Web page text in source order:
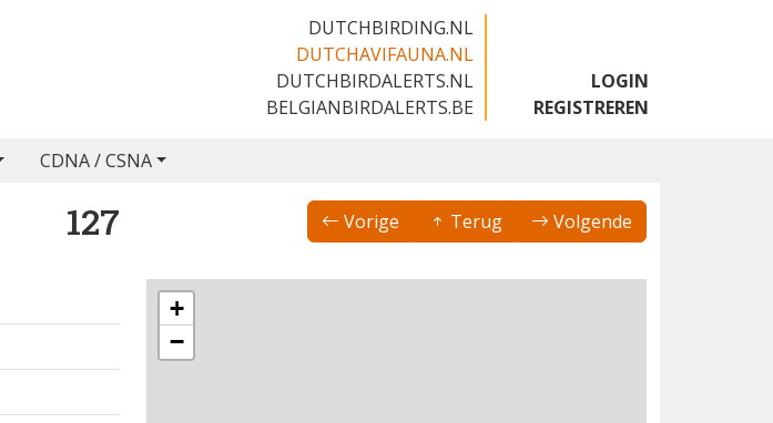
DUTCHBIRDING.NL
DUTCHAVIFAUNA.NL
DUTCHBIRDALERTS.NL
BELGIANBIRDALERTS.BE
LOGIN
REGISTREREN
CDNA / CSNA
127 Vorige Terug Volgende
+
−